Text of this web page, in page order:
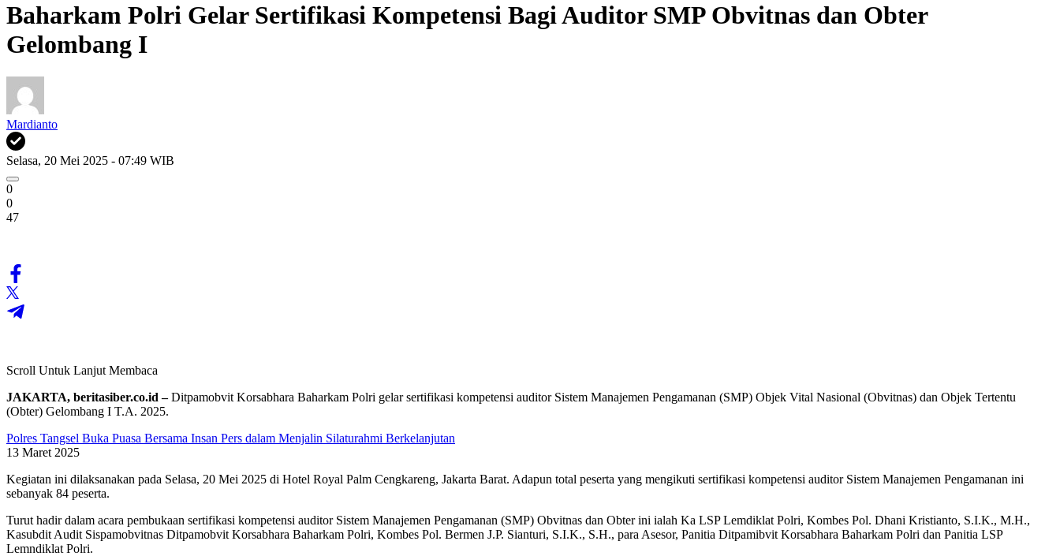
Baharkam Polri Gelar Sertifikasi Kompetensi Bagi Auditor SMP Obvitnas dan Obter
Gelombang I
Mardianto
Selasa, 20 Mei 2025 - 07:49 WIB
0
0
47
Scroll Untuk Lanjut Membaca
JAKARTA, beritasiber.co.id –Ditpamobvit Korsabhara Baharkam Polri gelar sertifikasi kompetensi auditor Sistem Manajemen Pengamanan (SMP) Objek Vital Nasional (Obvitnas) dan Objek Tertentu
(Obter) Gelombang I T.A. 2025.
Polres Tangsel Buka Puasa Bersama Insan Pers dalam Menjalin Silaturahmi Berkelanjutan
13 Maret 2025
Kegiatan ini dilaksanakan pada Selasa, 20 Mei 2025 di Hotel Royal Palm Cengkareng, Jakarta Barat. Adapun total peserta yang mengikuti sertifikasi kompetensi auditor Sistem Manajemen Pengamanan ini
sebanyak 84 peserta.
Turut hadir dalam acara pembukaan sertifikasi kompetensi auditor Sistem Manajemen Pengamanan (SMP) Obvitnas dan Obter ini ialah Ka LSP Lemdiklat Polri, Kombes Pol. Dhani Kristianto, S.I.K., M.H.,
⁠Kasubdit Audit Sispamobvitnas Ditpamobvit Korsabhara Baharkam Polri, Kombes Pol. Bermen J.P. Sianturi, S.I.K., S.H., para ⁠Asesor, ⁠Panitia Ditpamibvit Korsabhara Baharkam Polri dan Panitia LSP
Lemndiklat Polri.